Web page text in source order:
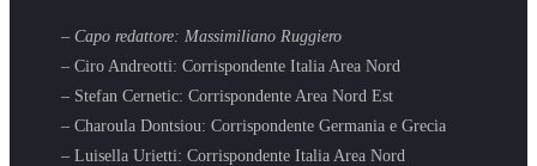
– Capo redattore: Massimiliano Ruggiero
– Ciro Andreotti: Corrispondente Italia Area Nord
– Stefan Cernetic: Corrispondente Area Nord Est
– Charoula Dontsiou: Corrispondente Germania e Grecia
– Luisella Urietti: Corrispondente Italia Area Nord